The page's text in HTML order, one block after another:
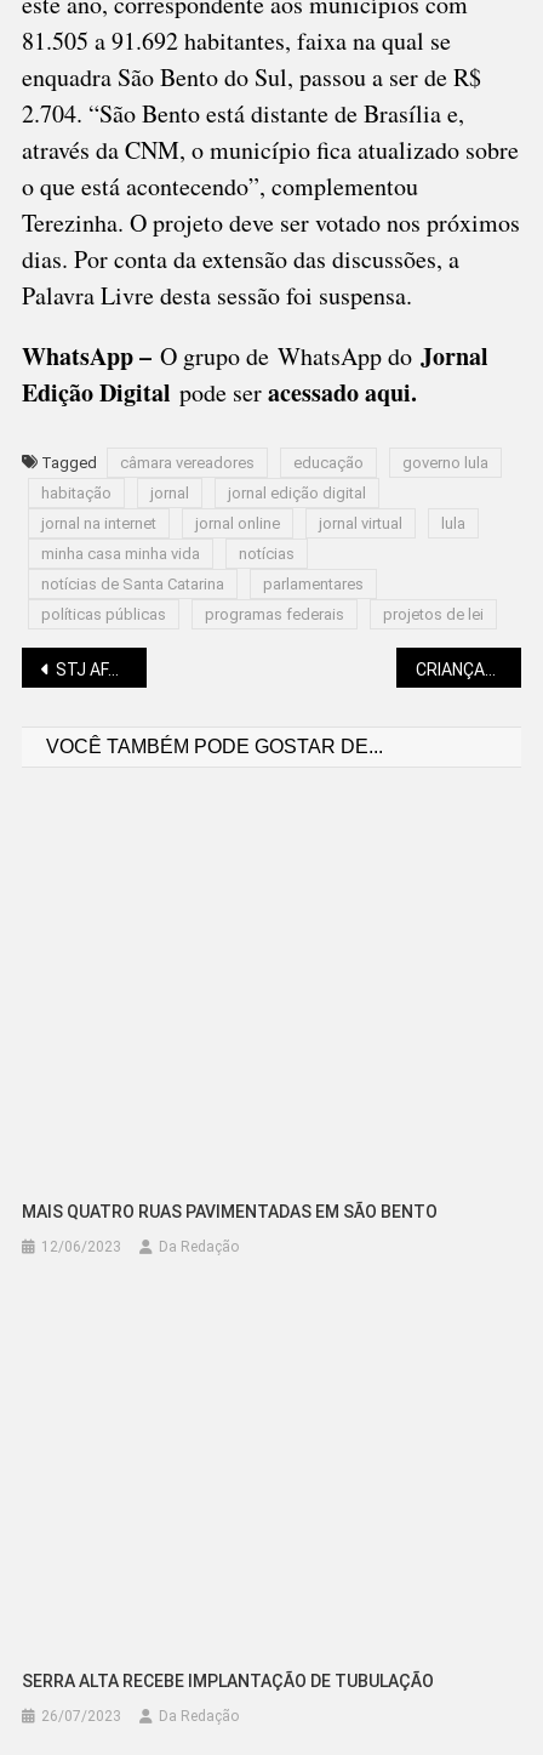
81.505 a 91.692 habitantes, faixa na qual se
enquadra São Bento do Sul, passou a ser de R$
2.704. “São Bento está distante de Brasília e,
através da CNM, o município fica atualizado sobre
o que está acontecendo”, complementou
Terezinha. O projeto deve ser votado nos próximos
dias. Por conta da extensão das discussões, a
Palavra Livre desta sessão foi suspensa.
WhatsApp – O grupo de WhatsApp do Jornal
Edição Digital pode seracessado aqui.
Tagged câmara vereadores educação
governo lula
habitação
jornal
jornal edição digital
jornal na internet
jornal online jornal virtual
lula
minha casa minha vida
notícias
notícias de Santa Catarina
parlamentares
políticas públicas
programas federais projetos de lei
Navegação
STJ AFASTA CAUTELARMENTE MINISTRO CATARINENSE ACUSADO DE IMPORTUNAÇÃO SEXUAL
VOCÊ TAMBÉM PODE GOSTAR DE...
MAIS QUATRO RUAS PAVIMENTADAS EM SÃO BENTO
12/06/2023 Da Redação
SERRA ALTA RECEBE IMPLANTAÇÃO DE TUBULAÇÃO
26/07/2023 Da Redação